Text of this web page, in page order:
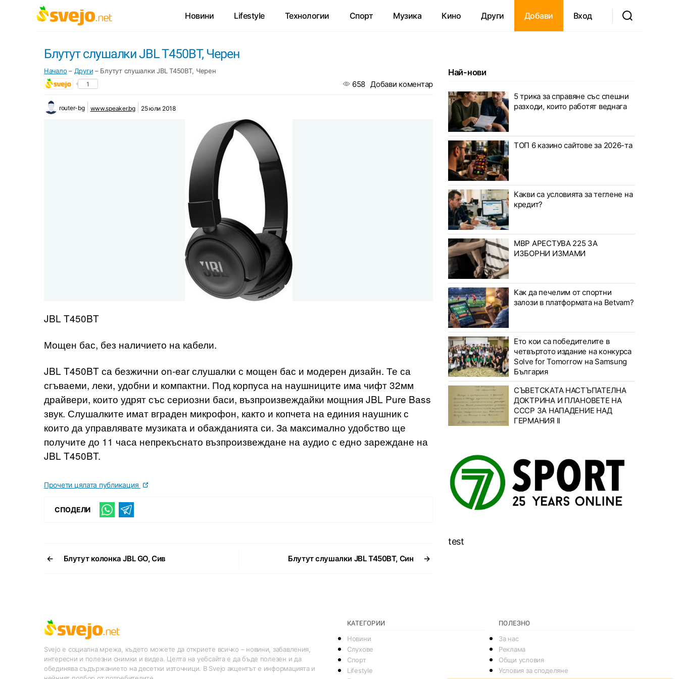
Новини Lifestyle Технологии Спорт Музика Кино Други Добави Вход
Блутут слушалки JBL T450BT, Черен
Начало – Други – Блутут слушалки JBL T450BT, Черен
1 658 Добави коментар
router-bg www.speaker.bg 25 юли 2018
JBL T450BT
Мощен бас, без наличието на кабели.
JBL T450BT са безжични on-ear слушалки с мощен бас и модерен дизайн. Те са
сгъваеми, леки, удобни и компактни. Под корпуса на наушниците има чифт 32мм
драйвери, които удрят със сериозни баси, възпроизвеждайки мощния JBL Pure Bass
звук. Слушалките имат вграден микрофон, както и копчета на единия наушник с
които да управлявате музиката и обажданията си. За максимално удобство ще
получите до 11 часа непрекъснато възпроизвеждане на аудио с едно зареждане на
JBL T450BT.
Прочети цялата публикация
СПОДЕЛИ
← Блутут колонка JBL GO, Сив →
Блутут слушалки JBL T450BT, Син
Най-нови
5 трика за справяне със спешни
разходи, които работят веднага
ТОП 6 казино сайтове за 2026-та
Какви са условията за теглене на
кредит?
МВР АРЕСТУВА 225 ЗА
ИЗБОРНИ ИЗМАМИ
Как да печелим от спортни
залози в платформата на Betvam?
Ето кои са победителите в
четвъртото издание на конкурса
Solve for Tomorrow на Samsung
България
СЪВЕТСКАТА НАСТЪПАТЕЛНА
ДОКТРИНА И ПЛАНОВЕТЕ НА
СССР ЗА НАПАДЕНИЕ НАД
ГЕРМАНИЯ II
test
Svejo е социална мрежа, където можете да откриете всичко – новини, забавления,
интересни и полезни снимки и видеа. Целта на уебсайта е да бъде полезен и да
обединява съдържанието на десетки източници. В Svejo акцентът е информацията и
КАТЕГОРИИ
Новини
Слухове
Спорт
Lifestyle
ПОЛЕЗНО
За нас
Реклама
Общи условия
Условия за споделяне